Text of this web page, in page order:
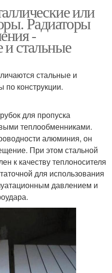
или
Радиаторы
-
и стальные
стальные и
по конструкции.
для пропуска
теплообменниками.
алюминия, он
При этом стальной
к качеству теплоносителя
для использования
давлением и